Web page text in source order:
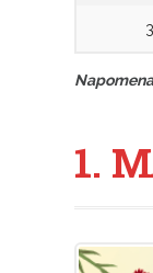
3.
1.